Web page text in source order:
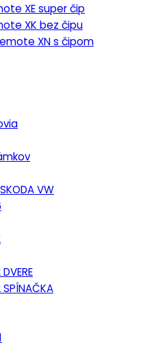
XE super čip
XK bez čipu
XN s čipom
VW
SPÍNAČKA